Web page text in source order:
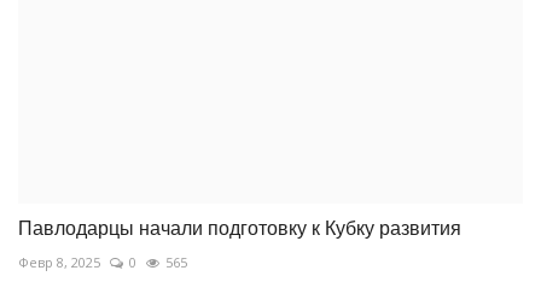
Павлодарцы начали подготовку к Кубку развития
Февр 8, 2025 0 565